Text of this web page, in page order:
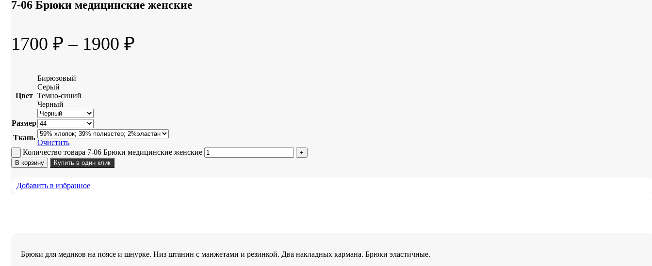
7-06 Брюки медицинские женские
1700 ₽ – 1900 ₽
Цвет
Бирюзовый
Серый
Темно-синий
Черный
Размер
Ткань
Очистить
Количество товара 7-06 Брюки медицинские женские
В корзину Купить в один клик
Добавить в избранное
Брюки для медиков на поясе и шнурке. Низ штанин с манжетами и резинкой. Два накладных кармана. Брюки эластичные.